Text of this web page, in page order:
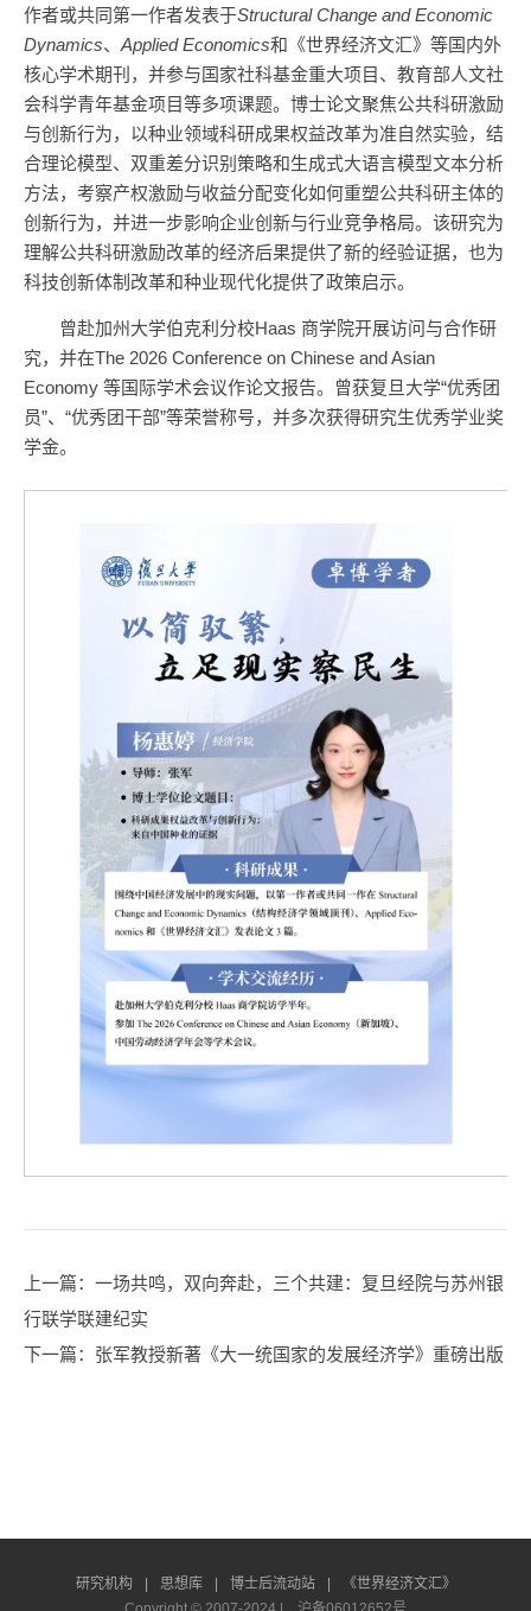
作者或共同第一作者发表于Structural Change and Economic
Dynamics、 Applied Economics和《世界经济文汇》等国内外
核心学术期刊，并参与国家社科基金重大项目、教育部人文社
会科学青年基金项目等多项课题。博士论文聚焦公共科研激励
与创新行为，以种业领域科研成果权益改革为准自然实验，结
合理论模型、双重差分识别策略和生成式大语言模型文本分析
方法，考察产权激励与收益分配变化如何重塑公共科研主体的
创新行为，并进一步影响企业创新与行业竞争格局。该研究为
理解公共科研激励改革的经济后果提供了新的经验证据，也为
科技创新体制改革和种业现代化提供了政策启示。
曾赴加州大学伯克利分校Haas 商学院开展访问与合作研
究，并在The 2026 Conference on Chinese and Asian
Economy 等国际学术会议作论文报告。曾获复旦大学“优秀团
员”、“优秀团干部”等荣誉称号，并多次获得研究生优秀学业奖
学金。
上一篇：一场共鸣，双向奔赴，三个共建：复旦经院与苏州银
行联学联建纪实
下一篇：张军教授新著《大一统国家的发展经济学》重磅出版
研究机构 思想库 博士后流动站
《世界经济文汇》